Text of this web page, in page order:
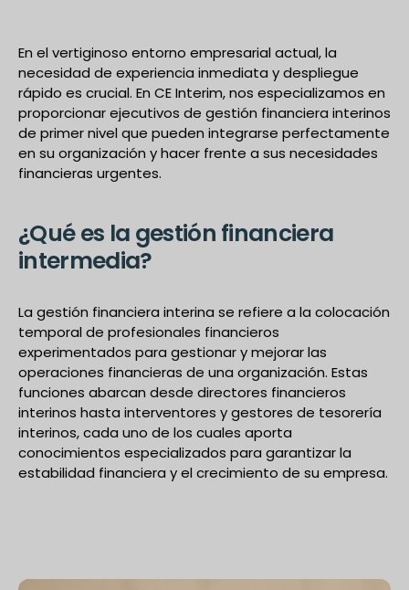
En el vertiginoso entorno empresarial actual, la
necesidad de experiencia inmediata y despliegue
rápido es crucial. En CE Interim, nos especializamos en
proporcionar ejecutivos de gestión financiera interinos
de primer nivel que pueden integrarse perfectamente
en su organización y hacer frente a sus necesidades
financieras urgentes.
¿Qué es la gestión financiera
intermedia?
La gestión financiera interina se refiere a la colocación
temporal de profesionales financieros
experimentados para gestionar y mejorar las
operaciones financieras de una organización. Estas
funciones abarcan desde directores financieros
interinos hasta interventores y gestores de tesorería
interinos, cada uno de los cuales aporta
conocimientos especializados para garantizar la
estabilidad financiera y el crecimiento de su empresa.